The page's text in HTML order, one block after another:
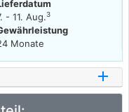
- 11. Aug.3
Monate